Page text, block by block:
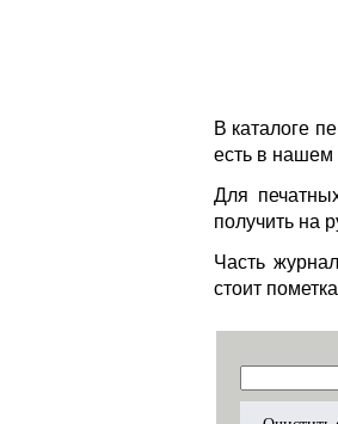
В каталоге
есть в нашем
Для
получить на
Часть
стоит